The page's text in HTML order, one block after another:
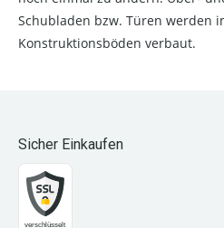
Schubladen bzw. Türen werden
Konstruktionsböden verbaut.
Sicher Einkaufen